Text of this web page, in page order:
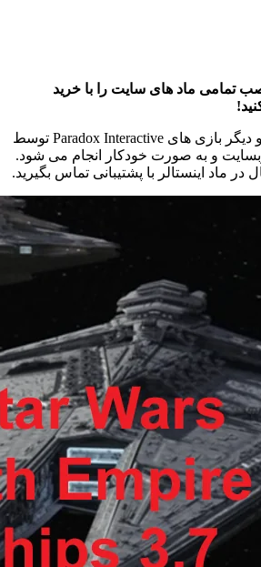
تمامی ماد های سایت را با خرید
نصب ماد های این بازی و دیگر بازی های Paradox Interactive توسط
و به صورت خودکار انجام می شود.
ماد اینستالر با پشتیبانی تماس بگیرید.